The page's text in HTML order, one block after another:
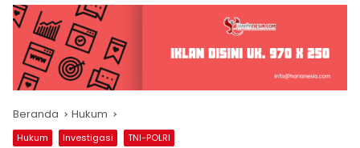
Beranda Hukum
Hukum Investigasi TNI-POLRI